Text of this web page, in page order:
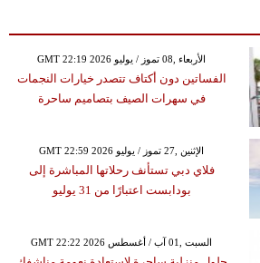
GMT 22:19 2026 الأربعاء ,08 تموز / يوليو
الفساتين دون أكتاف تتصدر خيارات النجمات
في سهرات الصيف بتصاميم ساحرة
GMT 22:59 2026 الإثنين ,27 تموز / يوليو
فلاي دبي تستأنف رحلاتها المباشرة إلى
بودابست اعتبارًا من 31 يوليو
GMT 22:22 2026 السبت ,01 آب / أغسطس